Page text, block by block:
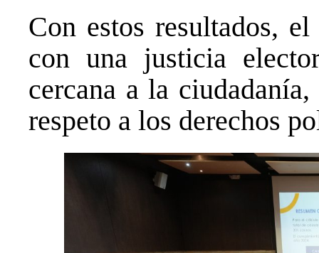
Con estos resultados,
con una justicia
cercana a la
respeto a los derechos